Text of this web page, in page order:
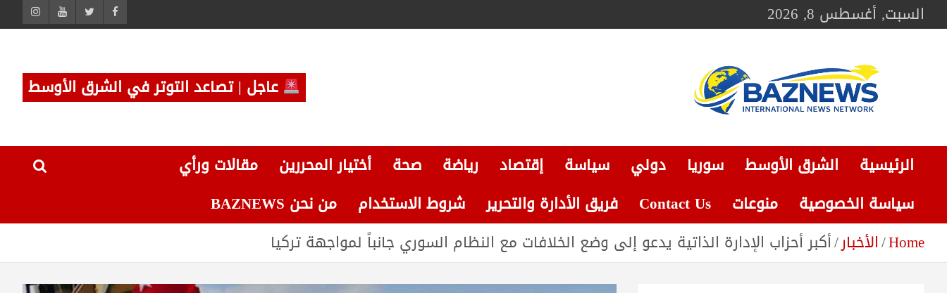
Skip
to السبت, أغسطس 8, 2026
شبكة باز الإخبارية
عاجل | تصاعد التوتر في الشرق الأوسط
الرئيسية الشرق الأوسط سوريا دولي سياسة إقتصاد رياضة صحة أختيار المحررين
مقالات ورأي
سياسة الخصوصية
منوعات Contact Us فريق الأدارة والتحرير شروط الاستخدام
من نحن BAZNEWS
Home الأخبار أكبر أحزاب الإدارة الذاتية يدعو إلى وضع الخلافات مع النظام السوري جانباً لمواجهة تركيا